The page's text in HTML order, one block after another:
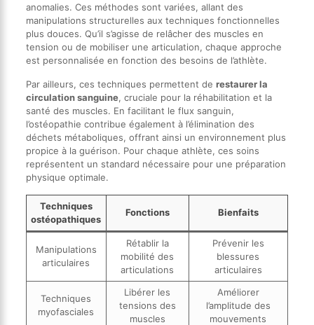
anomalies. Ces méthodes sont variées, allant des
manipulations structurelles aux techniques fonctionnelles
plus douces. Qu’il s’agisse de relâcher des muscles en
tension ou de mobiliser une articulation, chaque approche
est personnalisée en fonction des besoins de l’athlète.
Par ailleurs, ces techniques permettent de restaurer la
circulation sanguine, cruciale pour la réhabilitation et la
santé des muscles. En facilitant le flux sanguin,
l’ostéopathie contribue également à l’élimination des
déchets métaboliques, offrant ainsi un environnement plus
propice à la guérison. Pour chaque athlète, ces soins
représentent un standard nécessaire pour une préparation
physique optimale.
Techniques
ostéopathiques
Fonctions Bienfaits
Manipulations
articulaires
Rétablir la
mobilité des
articulations
Prévenir les
blessures
articulaires
Techniques
myofasciales
Libérer les
tensions des
muscles
Améliorer
l’amplitude des
mouvements